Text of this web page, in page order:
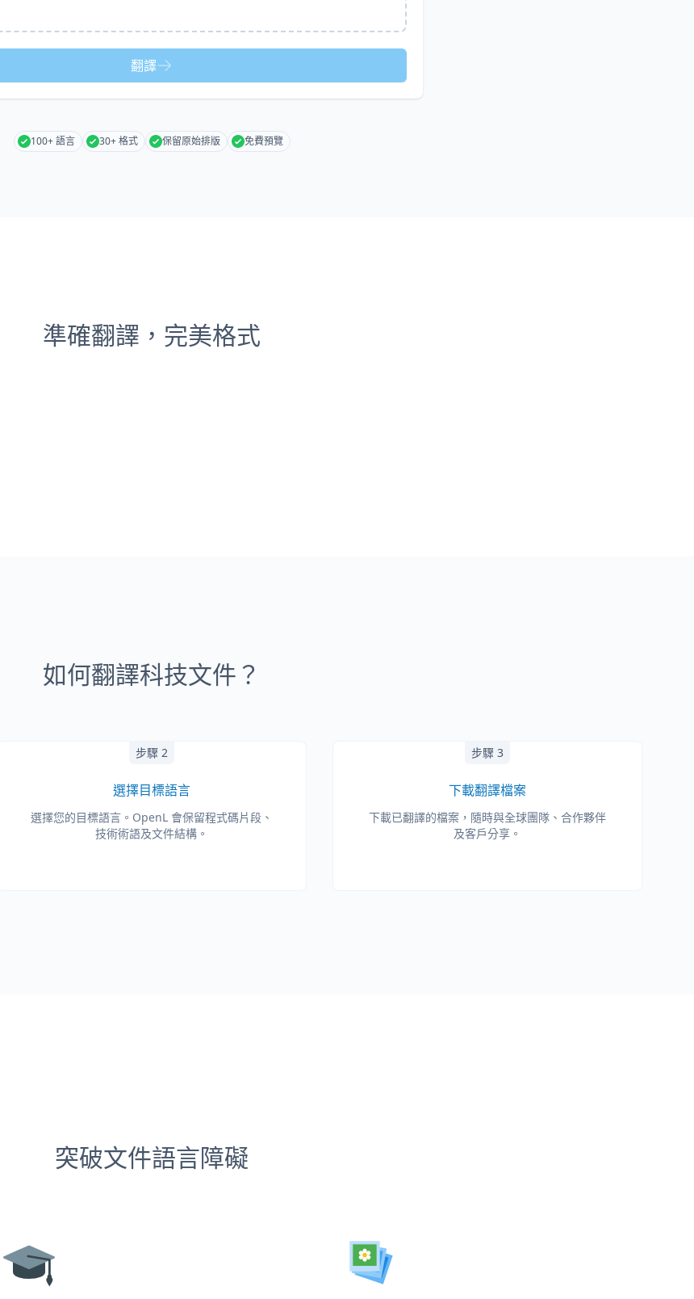
翻譯
100+ 語言 30+ 格式 保留原始排版 免費預覽
準確翻譯，完美格式
如何翻譯科技文件？
步驟 2
選擇目標語言
選擇您的目標語言。OpenL 會保留程式碼片段、
技術術語及文件結構。
步驟 3
下載翻譯檔案
下載已翻譯的檔案，隨時與全球團隊、合作夥伴
及客戶分享。
突破文件語言障礙